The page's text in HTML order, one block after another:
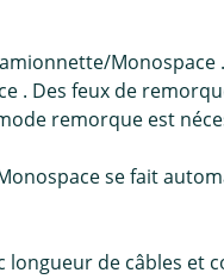
Monospace
. Des feux de
remorque est
se fait
longueur de câbles et